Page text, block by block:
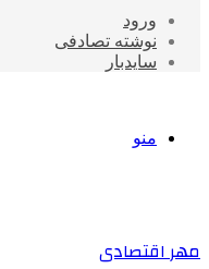
ورود
نوشته تصادفی
سایدبار
منو
مهر اقتصادی